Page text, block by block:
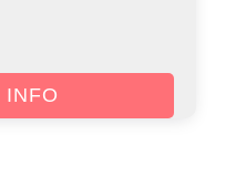
INFO